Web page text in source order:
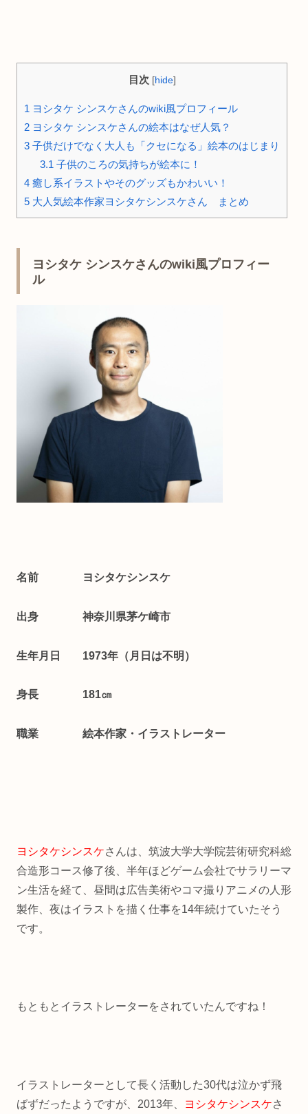
目次 [hide]
1 ヨシタケ シンスケさんのwiki風プロフィール
2 ヨシタケ シンスケさんの絵本はなぜ人気？
3 子供だけでなく大人も「クセになる」絵本のはじまり
3.1 子供のころの気持ちが絵本に！
4 癒し系イラストやそのグッズもかわいい！
5 大人気絵本作家ヨシタケシンスケさん まとめ
ヨシタケ シンスケさんのwiki風プロフィー
ル
名前 ヨシタケシンスケ
出身 神奈川県茅ケ崎市
生年月日 1973年（月日は不明）
身長 181㎝
職業 絵本作家・イラストレーター
ヨシタケシンスケさんは、筑波大学大学院芸術研究科総
合造形コース修了後、半年ほどゲーム会社でサラリーマ
ン生活を経て、昼間は広告美術やコマ撮りアニメの人形
製作、夜はイラストを描く仕事を14年続けていたそう
です。
もともとイラストレーターをされていたんですね！
イラストレーターとして長く活動した30代は泣かず飛
ばずだったようですが、2013年、
ヨシタケシンスケさ